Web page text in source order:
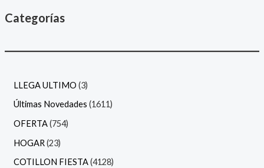
Categorías
LLEGA ULTIMO 3
Últimas Novedades 1611
OFERTA 754
HOGAR 23
COTILLON FIESTA 4128